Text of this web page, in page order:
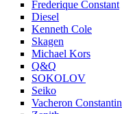
Frederique Constant
Diesel
Kenneth Cole
Skagen
Michael Kors
Q&Q
SOKOLOV
Seiko
Vacheron Constantin